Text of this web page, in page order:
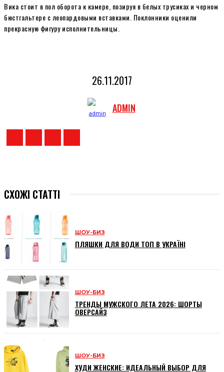
Вика стоит в пол оборота к камере, позируя в белых трусиках и черном
бюстгальтере с леопардовыми вставками. Поклонники оценили
прекрасную фигуру исполнительницы.
26.11.2017
ADMIN
СХОЖІ СТАТТІ
ШОУ-БИЗ
ПЛЯШКИ ДЛЯ ВОДИ ТОП В УКРАЇНІ
ШОУ-БИЗ
ТРЕНДЫ МУЖСКОГО ЛЕТА 2026: ШОРТЫ
ОВЕРСАЙЗ
ШОУ-БИЗ
ХУДИ ЖЕНСКИЕ: ИДЕАЛЬНЫЙ ВЫБОР ДЛЯ